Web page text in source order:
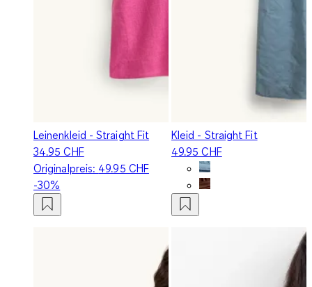
Leinenkleid - Straight Fit
34.95 CHF
Originalpreis: 49.95 CHF
-30%
Kleid - Straight Fit
49.95 CHF